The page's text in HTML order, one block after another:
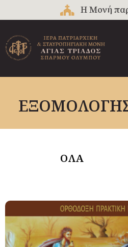
στο
Η Μονή
ΟΛΑ